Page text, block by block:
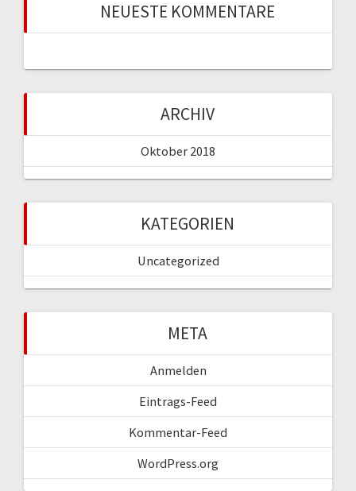
NEUESTE KOMMENTARE
ARCHIV
Oktober 2018
KATEGORIEN
Uncategorized
META
Anmelden
Eintrags-Feed
Kommentar-Feed
WordPress.org